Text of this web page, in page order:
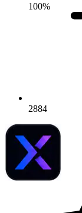
100%
2884